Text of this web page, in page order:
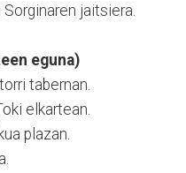
jaitsiera.
eguna)
tabernan.
elkartean.
plazan.